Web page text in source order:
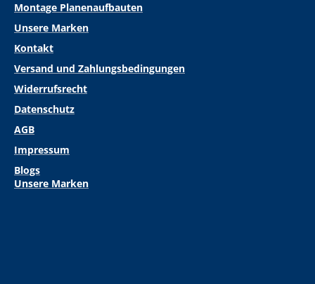
Montage Planenaufbauten
Unsere Marken
Kontakt
Versand und Zahlungsbedingungen
Widerrufsrecht
Datenschutz
AGB
Impressum
Blogs
Unsere Marken